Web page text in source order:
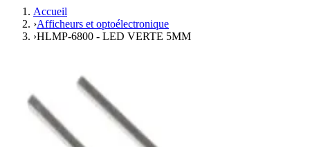
Accueil
›Afficheurs et optoélectronique
›HLMP-6800 - LED VERTE 5MM